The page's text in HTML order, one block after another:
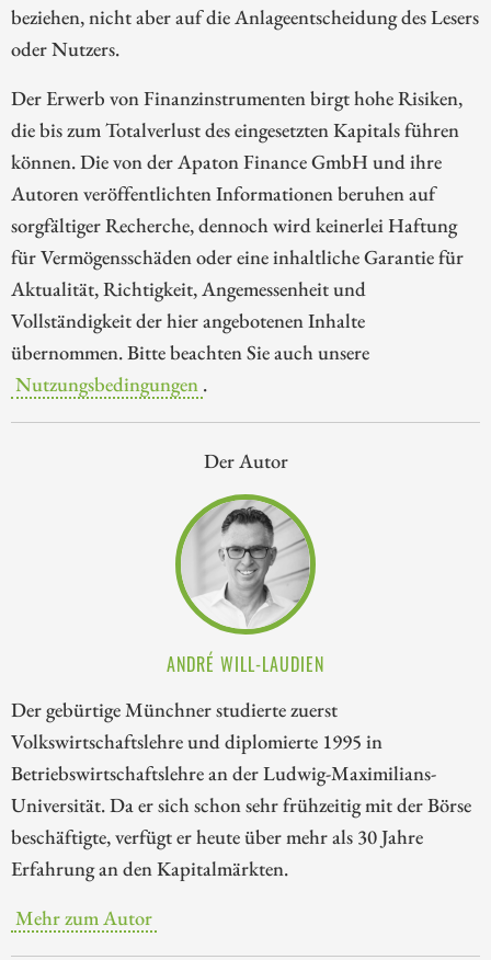
beziehen, nicht aber auf die Anlageentscheidung des Lesers
oder Nutzers.
Der Erwerb von Finanzinstrumenten birgt hohe Risiken,
die bis zum Totalverlust des eingesetzten Kapitals führen
können. Die von der Apaton Finance GmbH und ihre
Autoren veröffentlichten Informationen beruhen auf
sorgfältiger Recherche, dennoch wird keinerlei Haftung
für Vermögensschäden oder eine inhaltliche Garantie für
Aktualität, Richtigkeit, Angemessenheit und
Vollständigkeit der hier angebotenen Inhalte
übernommen. Bitte beachten Sie auch unsere
Nutzungsbedingungen .
Der Autor
ANDRÉ WILL-LAUDIEN
Der gebürtige Münchner studierte zuerst
Volkswirtschaftslehre und diplomierte 1995 in
Betriebswirtschaftslehre an der Ludwig-Maximilians-
Universität. Da er sich schon sehr frühzeitig mit der Börse
beschäftigte, verfügt er heute über mehr als 30 Jahre
Erfahrung an den Kapitalmärkten.
Mehr zum Autor